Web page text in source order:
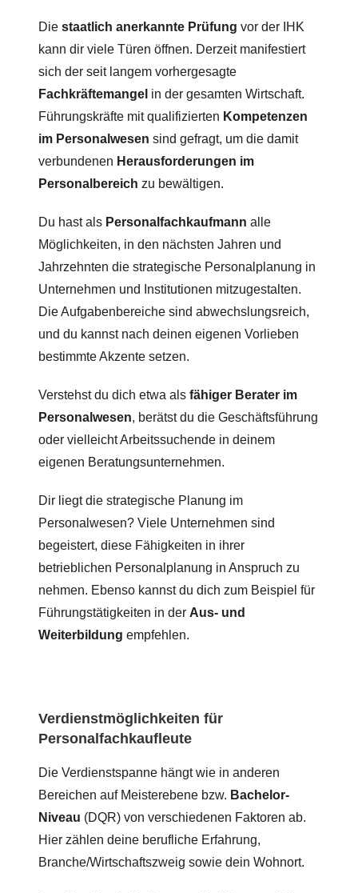
Die staatlich anerkannte Prüfung vor der IHK
kann dir viele Türen öffnen. Derzeit manifestiert
sich der seit langem vorhergesagte
Fachkräftemangel in der gesamten Wirtschaft.
Führungskräfte mit qualifizierten Kompetenzen
im Personalwesen sind gefragt, um die damit
verbundenen Herausforderungen im
Personalbereich zu bewältigen.
Du hast als Personalfachkaufmann alle
Möglichkeiten, in den nächsten Jahren und
Jahrzehnten die strategische Personalplanung in
Unternehmen und Institutionen mitzugestalten.
Die Aufgabenbereiche sind abwechslungsreich,
und du kannst nach deinen eigenen Vorlieben
bestimmte Akzente setzen.
Verstehst du dich etwa als fähiger Berater im
Personalwesen, berätst du die Geschäftsführung
oder vielleicht Arbeitssuchende in deinem
eigenen Beratungsunternehmen.
Dir liegt die strategische Planung im
Personalwesen? Viele Unternehmen sind
begeistert, diese Fähigkeiten in ihrer
betrieblichen Personalplanung in Anspruch zu
nehmen. Ebenso kannst du dich zum Beispiel für
Führungstätigkeiten in der Aus- und
Weiterbildung empfehlen.
Verdienstmöglichkeiten für
Personalfachkaufleute
Die Verdienstspanne hängt wie in anderen
Bereichen auf Meisterebene bzw. Bachelor-
Niveau (DQR) von verschiedenen Faktoren ab.
Hier zählen deine berufliche Erfahrung,
Branche/Wirtschaftszweig sowie dein Wohnort.